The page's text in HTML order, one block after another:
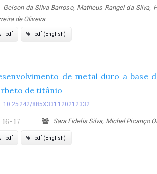
Geison da Silva Barroso, Matheus Rangel da Silva,
de Oliveira
pdf pdf (English)
de metal duro a base
de titânio
10.25242/885X331120212332
16-17 Sara Fidelis Silva, Michel Picanço
pdf pdf (English)